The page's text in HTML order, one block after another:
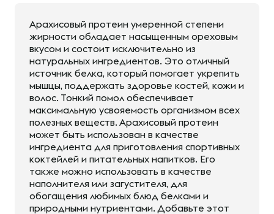
Арахисовый протеин умеренной степени
жирности обладает насыщенным ореховым
вкусом и состоит исключительно из
натуральных ингредиентов. Это отличный
источник белка, который помогает укрепить
мышцы, поддержать здоровье костей, кожи и
волос. Тонкий помол обеспечивает
максимальную усвояемость организмом всех
полезных веществ. Арахисовый протеин
может быть использован в качестве
ингредиента для приготовления спортивных
коктейлей и питательных напитков. Его
также можно использовать в качестве
наполнителя или загустителя, для
обогащения любимых блюд белками и
природными нутриентами. Добавьте этот